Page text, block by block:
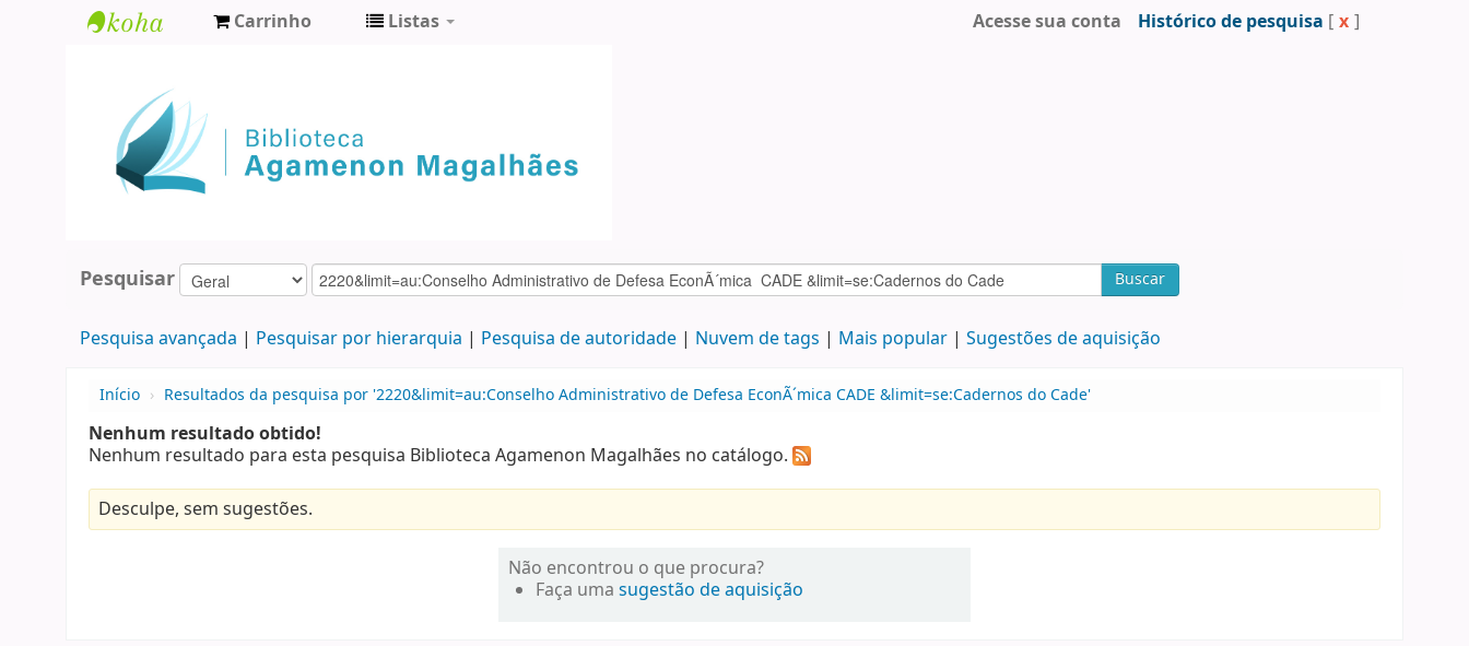
Agamenon
Magalhães
Carrinho Listas Acesse sua conta Histórico de pesquisa [ x ]
Pesquisar Buscar
Pesquisa avançada Pesquisar por hierarquia Pesquisa de autoridade Nuvem de tags Mais popular Sugestões de aquisição
Início › Resultados da pesquisa por '2220&limit=au:Conselho Administrativo de Defesa EconÃ´mica CADE &limit=se:Cadernos do Cade'
Nenhum resultado obtido!
Nenhum resultado para esta pesquisa Biblioteca Agamenon Magalhães no catálogo.
Desculpe, sem sugestões.
Não encontrou o que procura?
Faça umasugestão de aquisição